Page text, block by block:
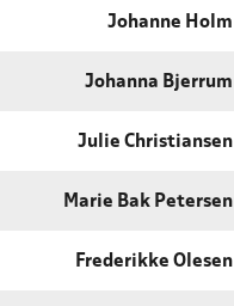
Johanne Holm
Johanna Bjerrum
Julie Christiansen
Marie Bak Petersen
Frederikke Olesen